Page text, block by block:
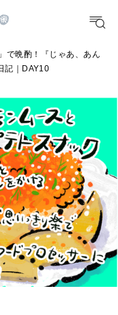
で晩酌！『じゃあ、あん
記｜DAY10